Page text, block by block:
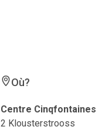
Où?
Centre Cinqfontaines
2 Klousterstrooss